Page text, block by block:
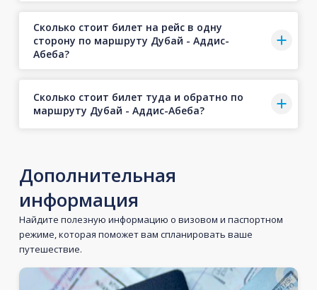
Сколько стоит билет на рейс в одну
сторону по маршруту Дубай - Аддис-
Абеба?
Сколько стоит билет туда и обратно по
маршруту Дубай - Аддис-Абеба?
Дополнительная
информация
Найдите полезную информацию о визовом и паспортном
режиме, которая поможет вам спланировать ваше
путешествие.